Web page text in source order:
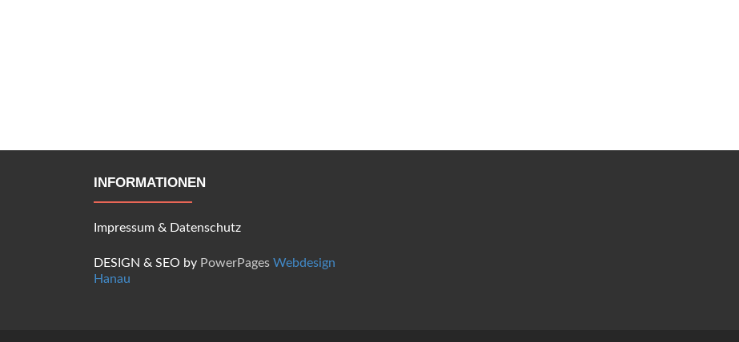
INFORMATIONEN
Impressum & Datenschutz
DESIGN & SEO by PowerPages Webdesign
Hanau